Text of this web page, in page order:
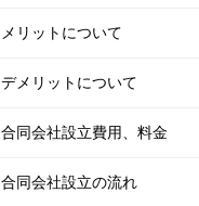
メリットについて
デメリットについて
合同会社設立費用、料金
合同会社設立の流れ